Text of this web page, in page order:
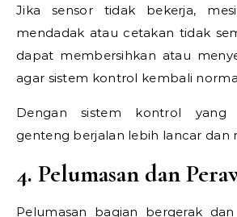
Jika sensor tidak bekerja,
mendadak atau cetakan tidak
dapat membersihkan atau
agar sistem kontrol kembali
Dengan sistem kontrol yang
genteng berjalan lebih lancar dan
4. Pelumasan dan
Pelumasan bagian bergerak